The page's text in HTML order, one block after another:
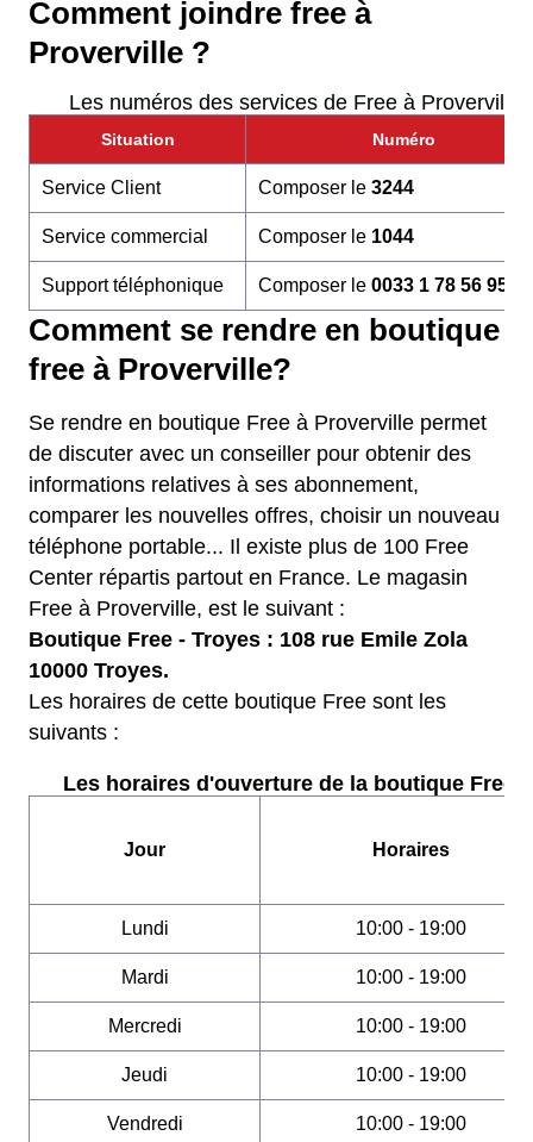
Comment joindre free à
Proverville ?
Les numéros des services de Free à Proverville
Situation Numéro
Service Client Composer le 3244
Service commercial Composer le 1044
Support téléphonique Composer le 0033 1 78 56 95 60
Comment se rendre en boutique
free à Proverville?
Se rendre en boutique Free à Proverville permet
de discuter avec un conseiller pour obtenir des
informations relatives à ses abonnement,
comparer les nouvelles offres, choisir un nouveau
téléphone portable... Il existe plus de 100 Free
Center répartis partout en France. Le magasin
Free à Proverville, est le suivant :
Boutique Free - Troyes : 108 rue Emile Zola
10000 Troyes.
Les horaires de cette boutique Free sont les
suivants :
Les horaires d'ouverture de la boutique Free :
Jour Horaires
Lundi 10:00 - 19:00
Mardi 10:00 - 19:00
Mercredi 10:00 - 19:00
Jeudi 10:00 - 19:00
Vendredi 10:00 - 19:00